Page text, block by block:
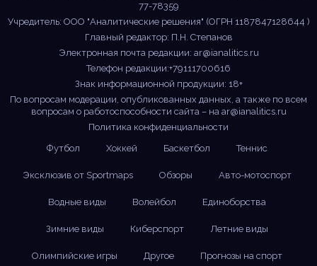
77-78359
Учредитель: ООО "Аналитические решения" (ОГРН 1187847128644 )
Главный редактор: П.Н. Степанов
Электронная почта редакции: ar@ianalitics.ru
Телефон редакции:+79111700616
Знак информационной продукции: 18+
По вопросам модерации, опубликованных данных, а также по всем
вопросам о работоспособности сайта – на ar@ianalitics.ru
Политика конфиденциальности
Футбол
Хоккей Баскетбол Теннис
Эксклюзив от Sportmaps Обзоры Авто-мотоспорт
Водные виды Волейбол Единоборства
Зимние виды Киберспорт Летние виды
Олимпийские игры Другое Прогнозы на спорт